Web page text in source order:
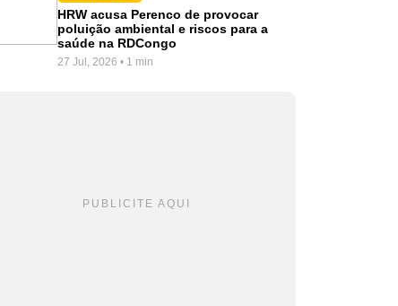
HRW acusa Perenco de provocar
poluição ambiental e riscos para a
saúde na RDCongo
27 Jul, 2026 • 1 min
PUBLICITE AQUI